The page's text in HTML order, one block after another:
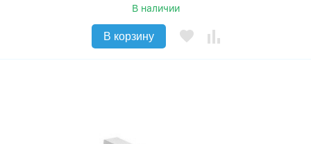
В наличии
В корзину